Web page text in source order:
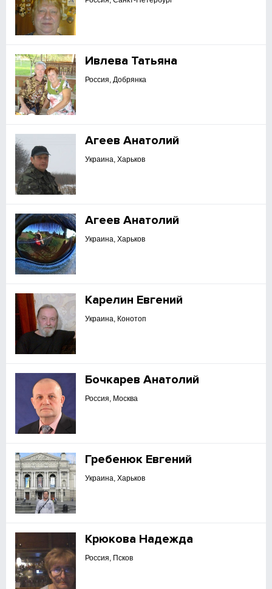
Ивлева Татьяна
Россия, Добрянка
Агеев Анатолий
Украина, Харьков
Агеев Анатолий
Украина, Харьков
Карелин Евгений
Украина, Конотоп
Бочкарев Анатолий
Россия, Москва
Гребенюк Евгений
Украина, Харьков
Крюкова Надежда
Россия, Псков